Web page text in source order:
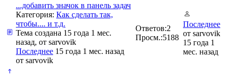
...добавить значок в панель задач
Категория: Как сделать так,
чтобы.... и т.д.
Тема создана 15 года 1 мес.
назад, от sarvovik
Последнее 15 года 1 мес. назад
от sarvovik
Ответов:2
Просм.:5188
Последнее
от sarvovik
15 года 1
мес. назад